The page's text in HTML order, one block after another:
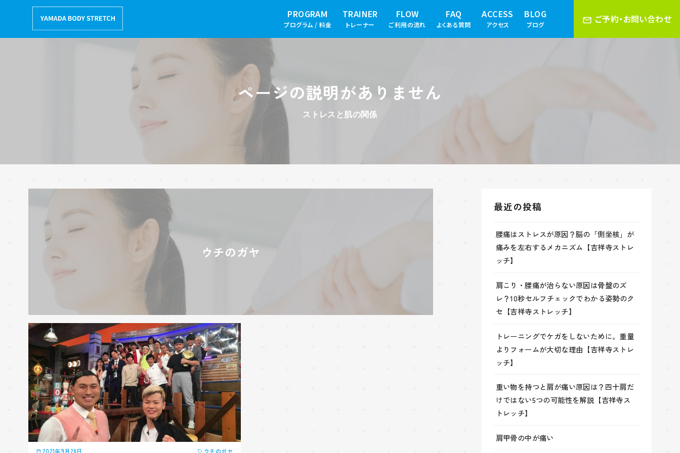
テ
PROGRAM
プログラム / 料金
TRAINER
トレーナー
FLOW
ご利用の流れ
FAQ
よくある質問
ACCESS
アクセス
BLOG
ブログ
ページの説明がありません
ストレスと肌の関係
ご予約・お問い合わせ
ウチのガヤ
2021年9月28日 ウチのガヤ
最近の投稿
腰痛はストレスが原因？脳の「側坐核」が
痛みを左右するメカニズム【吉祥寺ストレ
ッチ】
肩こり・腰痛が治らない原因は骨盤のズ
レ？10秒セルフチェックでわかる姿勢のク
セ【吉祥寺ストレッチ】
トレーニングでケガをしないために。重量
よりフォームが大切な理由【吉祥寺ストレ
ッチ】
重い物を持つと肩が痛い原因は？四十肩だ
けではない5つの可能性を解説【吉祥寺ス
トレッチ】
肩甲骨の中が痛い